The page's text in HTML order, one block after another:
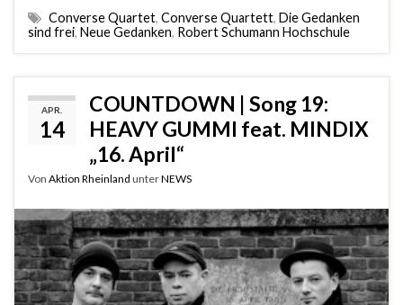
Converse Quartet, Converse Quartett, Die Gedanken
sind frei, Neue Gedanken, Robert Schumann Hochschule
APR.
14
COUNTDOWN | Song 19:
HEAVY GUMMI feat. MINDIX
„16. April“
Von Aktion Rheinland unterNEWS